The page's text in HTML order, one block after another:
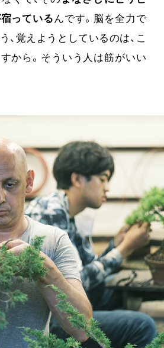
っているんです。脳を全力で
、覚えようとしているのは、こ
から。そういう人は筋がいい